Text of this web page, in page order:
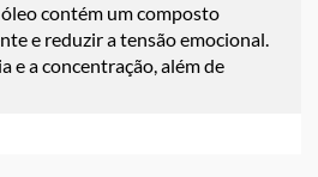
contém um composto
e reduzir a tensão emocional.
e a concentração, além de